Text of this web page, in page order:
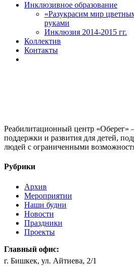
Инклюзивное образование
«Разукрасим мир
руками
Инклюзия 2014-2015 гг.
Коллектив
Контакты
Реабилитационный центр «Оберег»
поддержки и развития для детей,
людей с ограниченными
Рубрики
Архив
Мероприятии
Наши будни
Новости
Праздники
Проекты
Главный офис:
г. Бишкек, ул. Айтиева, 2/1